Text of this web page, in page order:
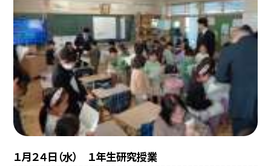
１月２４日（水） １年生研究授業